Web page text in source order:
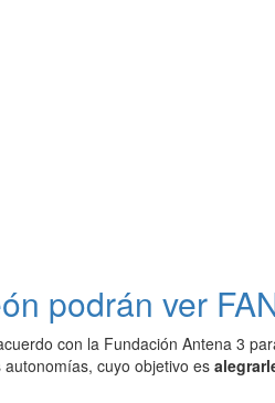
podrán ver
con la Fundación Antena 3
cuyo objetivo es